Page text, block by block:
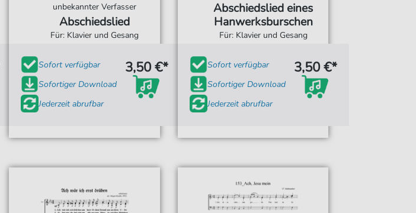
unbekannter Verfasser
Abschiedslied
Für: Klavier und Gesang
Sofort verfügbar
Sofortiger Download
Jederzeit abrufbar
3,50 €*
Abschiedslied eines
Hanwerksburschen
Für: Klavier und Gesang
Sofort verfügbar
Sofortiger Download
Jederzeit abrufbar
3,50 €*